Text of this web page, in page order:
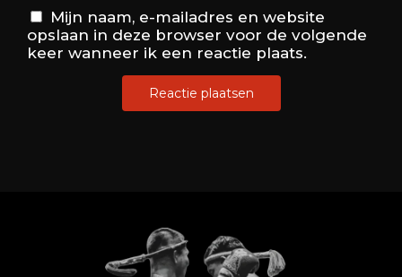
Mijn naam, e-mailadres en website
opslaan in deze browser voor de volgende
keer wanneer ik een reactie plaats.